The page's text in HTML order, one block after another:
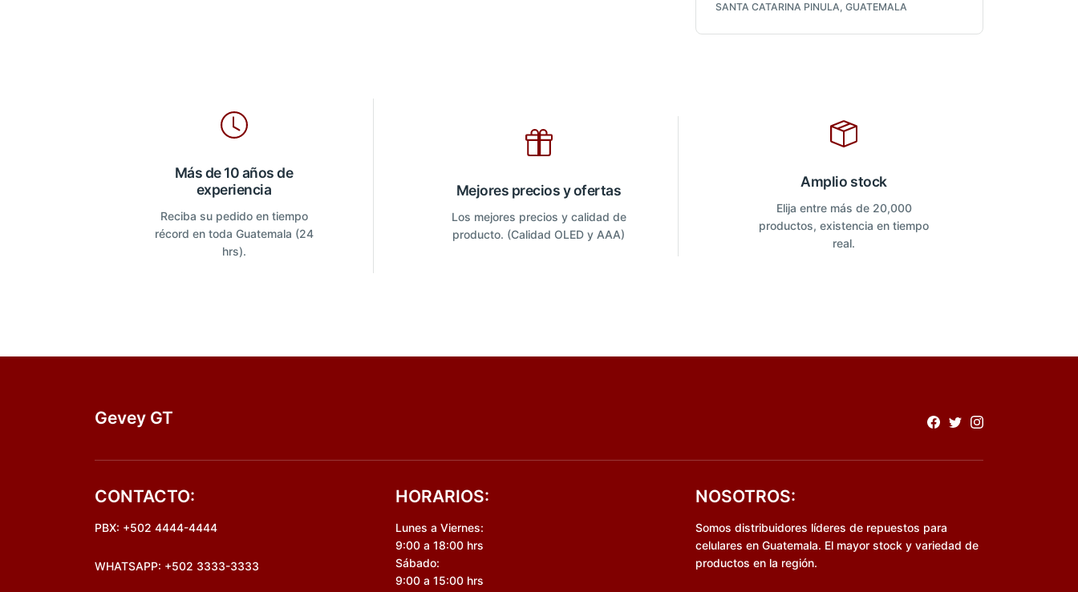
SANTA CATARINA PINULA, GUATEMALA
Más de 10 años de
experiencia
Reciba su pedido en tiempo
récord en toda Guatemala (24
hrs).
Mejores precios y ofertas
Los mejores precios y calidad de
producto. (Calidad OLED y AAA)
Amplio stock
Elija entre más de 20,000
productos, existencia en tiempo
real.
Gevey GT
CONTACTO:
PBX: +502 4444-4444
WHATSAPP: +502 3333-3333
HORARIOS:
Lunes a Viernes:
9:00 a 18:00 hrs
Sábado:
9:00 a 15:00 hrs
NOSOTROS:
Somos distribuidores líderes de repuestos para
celulares en Guatemala. El mayor stock y variedad de
productos en la región.